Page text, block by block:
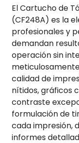
El Cartucho de
(CF248A) es la
profesionales y
demandan
operación sin
calidad de
nítidos, gráficos
contraste
formulación de
cada impresión,
informes